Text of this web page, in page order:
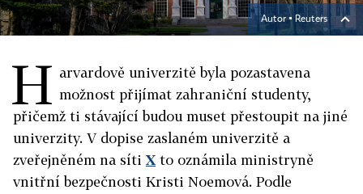
Autor ▪ Reuters
H arvardově univerzitě byla pozastavena
možnost přijímat zahraniční studenty,
přičemž ti stávající budou muset přestoupit na jiné
univerzity. V dopise zaslaném univerzitě a
zveřejněném na síti X to oznámila ministryně
vnitřní bezpečnosti Kristi Noemová. Podle